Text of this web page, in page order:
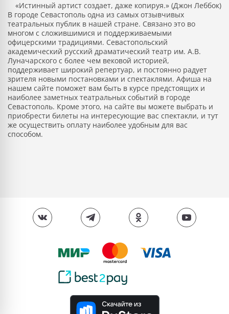
«Истинный артист создает, даже копируя.» (Джон Леббок)
В городе Севастополь одна из самых отзывчивых
театральных публик в нашей стране. Связано это во
многом с сложившимися и поддерживаемыми
офицерскими традициями. Севастопольский
академический русский драматический театр им. А.В.
Луначарского с более чем вековой историей,
поддерживает широкий репертуар, и постоянно радует
зрителя новыми постановками и спектаклями. Афиша на
нашем сайте поможет вам быть в курсе предстоящих и
наиболее заметных театральных событий в городе
Севастополь. Кроме этого, на сайте вы можете выбрать и
приобрести билеты на интересующие вас спектакли, и тут
же осуществить оплату наиболее удобным для вас
способом.